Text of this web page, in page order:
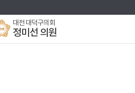
대전 대덕구의회
정미선 의원